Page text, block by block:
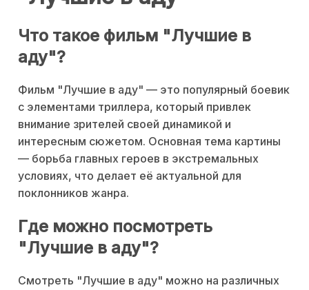
Что такое фильм "Лучшие в
аду"?
Фильм "Лучшие в аду" — это популярный боевик
с элементами триллера, который привлек
внимание зрителей своей динамикой и
интересным сюжетом. Основная тема картины
— борьба главных героев в экстремальных
условиях, что делает её актуальной для
поклонников жанра.
Где можно посмотреть
"Лучшие в аду"?
Смотреть "Лучшие в аду" можно на различных